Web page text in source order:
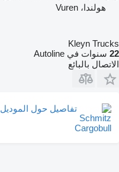
هولندا، Vuren
Kleyn Trucks
22 سنوات في Autoline
الاتصال بالبائع
تفاصيل حول الموديل Schmitz Cargobull